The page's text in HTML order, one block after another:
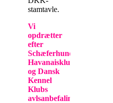
stamtavle.
Vi
opdrætter
efter
Schæferhundenklubbens,
Havanaisklubbens
og Dansk
Kennel
Klubs
avlsanbefalinger